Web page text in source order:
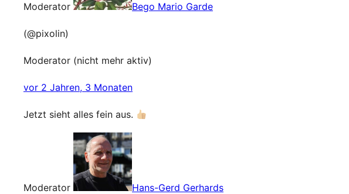
Moderator Bego Mario Garde
(@pixolin)
Moderator (nicht mehr aktiv)
vor 2 Jahren, 3 Monaten
Jetzt sieht alles fein aus.
Moderator Hans-Gerd Gerhards